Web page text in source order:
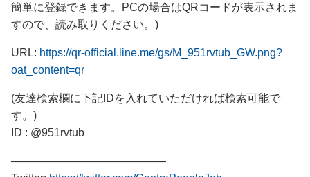
簡単に登録できます。PCの場合はQRコードが表示されま
すので、読み取りください。)
URL: https://qr-official.line.me/gs/M_951rvtub_GW.png?
oat_content=qr
(友達検索欄に下記IDを入れていただければ検索可能で
す。)
ID : @951rvtub
――――――――――――――